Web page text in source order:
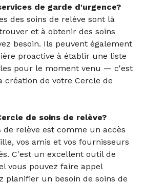
de garde d'urgence?
des soins de relève sont là
et à obtenir des soins
besoin. Ils peuvent également
proactive à établir une liste
pour le moment venu — c'est
création de votre Cercle de
de soins de relève?
de relève est comme un accès
vos amis et vos fournisseurs
C'est un excellent outil de
vous pouvez faire appel
planifier un besoin de soins de